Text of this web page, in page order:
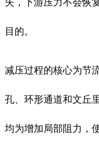
目的。
减压过程的核心为节
孔、环形通道和文丘
均为增加局部阻力，